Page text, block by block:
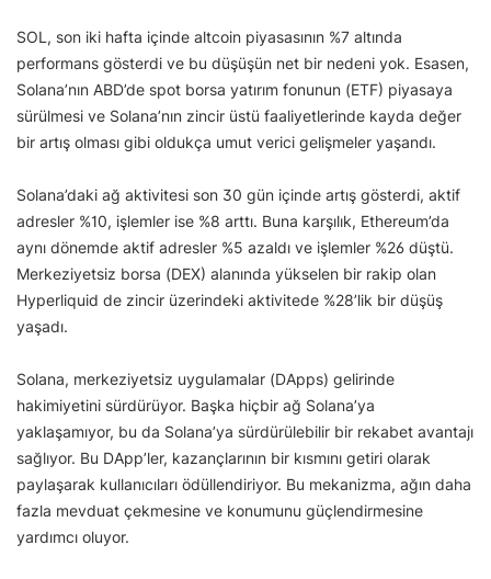
SOL, son iki hafta içinde altcoin piyasasının %7 altında
performans gösterdi ve bu düşüşün net bir nedeni yok. Esasen,
Solana’nın ABD’de spot borsa yatırım fonunun (ETF) piyasaya
sürülmesi ve Solana’nın zincir üstü faaliyetlerinde kayda değer
bir artış olması gibi oldukça umut verici gelişmeler yaşandı.
Solana’daki ağ aktivitesi son 30 gün içinde artış gösterdi, aktif
adresler %10, işlemler ise %8 arttı. Buna karşılık, Ethereum’da
aynı dönemde aktif adresler %5 azaldı ve işlemler %26 düştü.
Merkeziyetsiz borsa (DEX) alanında yükselen bir rakip olan
Hyperliquid de zincir üzerindeki aktivitede %28’lik bir düşüş
yaşadı.
Solana, merkeziyetsiz uygulamalar (DApps) gelirinde
hakimiyetini sürdürüyor. Başka hiçbir ağ Solana’ya
yaklaşamıyor, bu da Solana’ya sürdürülebilir bir rekabet avantajı
sağlıyor. Bu DApp’ler, kazançlarının bir kısmını getiri olarak
paylaşarak kullanıcıları ödüllendiriyor. Bu mekanizma, ağın daha
fazla mevduat çekmesine ve konumunu güçlendirmesine
yardımcı oluyor.